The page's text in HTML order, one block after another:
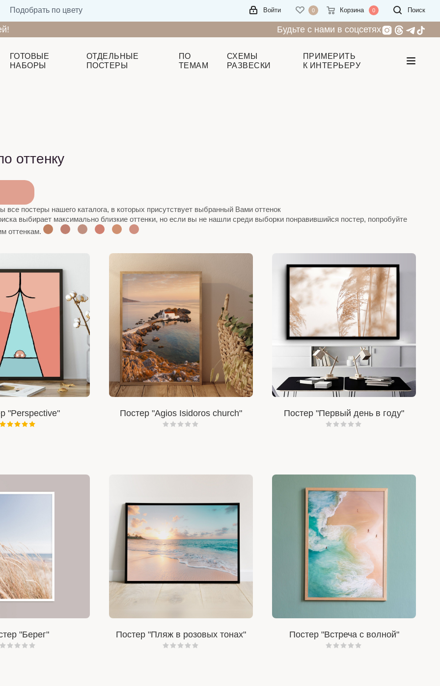
Подобрать по цвету Поиск
0 Корзина 0
Войти
Будьте с нами в соцсетях
ГОТОВЫЕ
НАБОРЫ
ОТДЕЛЬНЫЕ
ПОСТЕРЫ
ПО
ТЕМАМ
СХЕМЫ
РАЗВЕСКИ
ПРИМЕРИТЬ
К ИНТЕРЬЕРУ
оттенку
все постеры нашего каталога, в которых присутствует выбранный Вами оттенок
выбирает максимально близкие оттенки, но если вы не нашли среди выборки понравившийся постер, попробуйте
оттенкам.
"Perspective" Постер "Agios Isidoros church" Постер "Первый день в году"
"Берег" Постер "Пляж в розовых тонах" Постер "Встреча с волной"